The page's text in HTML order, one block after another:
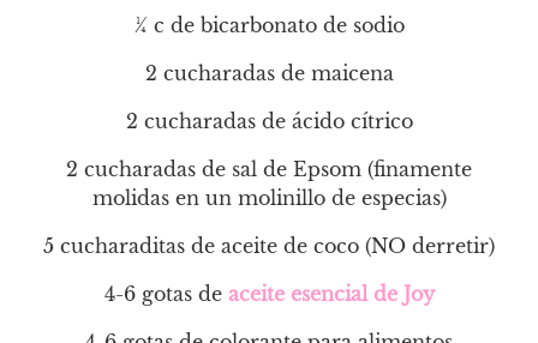
¼ c de bicarbonato de sodio
2 cucharadas de maicena
2 cucharadas de ácido cítrico
2 cucharadas de sal de Epsom (finamente
molidas en un molinillo de especias)
5 cucharaditas de aceite de coco (NO derretir)
4-6 gotas de aceite esencial de Joy